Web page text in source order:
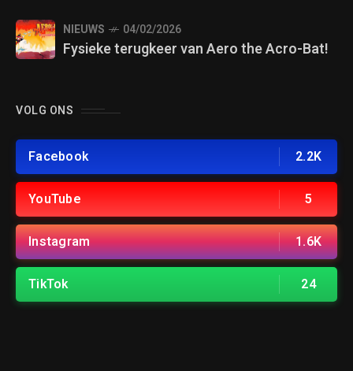
NIEUWS 04/02/2026
Fysieke terugkeer van Aero the Acro-Bat!
VOLG ONS
Facebook 2.2K
YouTube 5
Instagram 1.6K
TikTok 24